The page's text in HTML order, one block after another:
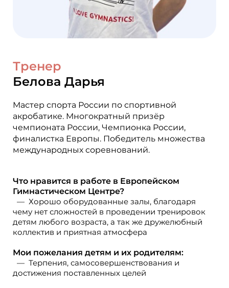
Тренер
Белова Дарья
Мастер спорта России по спортивной
акробатике. Многократный призёр
чемпионата России, Чемпионка России,
финалистка Европы. Победитель множества
международных соревнований.
Что нравится в работе в Европейском
Гимнастическом Центре?
Хорошо оборудованные залы, благодаря
чему нет сложностей в проведении тренировок
детям любого возраста, а так же дружелюбный
коллектив и приятная атмосфера
Мои пожелания детям и их родителям:
Терпения, самосовершенствования и
достижения поставленных целей